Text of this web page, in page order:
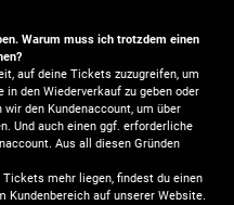
Warum muss ich trotzdem einen
auf deine Tickets zuzugreifen, um
in den Wiederverkauf zu geben oder
den Kundenaccount, um über
Und auch einen ggf. erforderliche
Aus all diesen Gründen
mehr liegen, findest du einen
Kundenbereich auf unserer Website.